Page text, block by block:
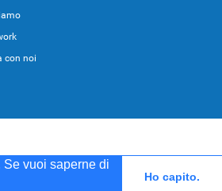
vuoi saperne di
Ho capito.
con noi